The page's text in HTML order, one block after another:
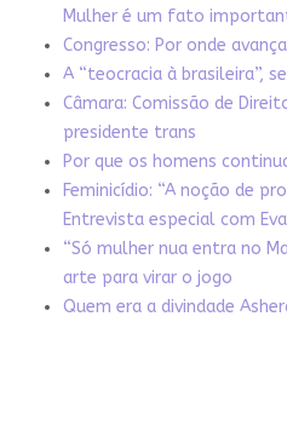
Mulher é um fato
Congresso: Por onde
A “teocracia à brasileira”,
Câmara: Comissão de
presidente trans
Por que os homens
Feminicídio: “A noção de
Entrevista especial com
“Só mulher nua entra no
arte para virar o jogo
Quem era a divindade